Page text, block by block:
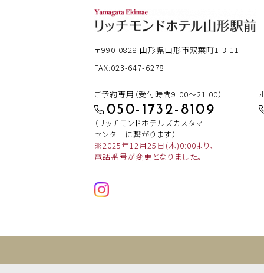
〒990-0828 山形県山形市双葉町1-3-11
FAX:023-647-6278
ご予約専用（受付時間9:00～21:00）
050-1732-8109
（リッチモンドホテルズカスタマー
センターに繋がります）
※2025年12月25日(木)0:00より、
電話番号が変更となりました。